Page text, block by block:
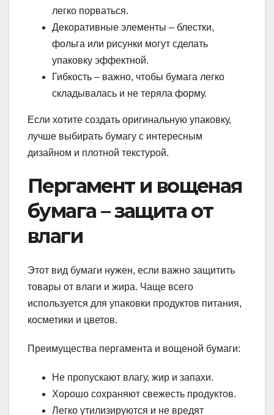
легко порваться.
Декоративные элементы – блестки,
фольга или рисунки могут сделать
упаковку эффектной.
Гибкость – важно, чтобы бумага легко
складывалась и не теряла форму.
Если хотите создать оригинальную упаковку,
лучше выбирать бумагу с интересным
дизайном и плотной текстурой.
Пергамент и вощеная
бумага – защита от
влаги
Этот вид бумаги нужен, если важно защитить
товары от влаги и жира. Чаще всего
используется для упаковки продуктов питания,
косметики и цветов.
Преимущества пергамента и вощеной бумаги:
Не пропускают влагу, жир и запахи.
Хорошо сохраняют свежесть продуктов.
Легко утилизируются и не вредят